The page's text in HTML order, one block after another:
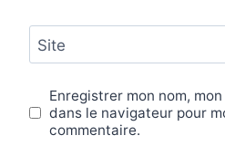
Site
Enregistrer mon nom,
dans le navigateur pour
commentaire.